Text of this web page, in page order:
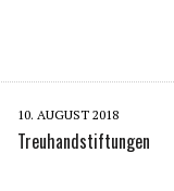
10. AUGUST 2018
Treuhandstiftungen